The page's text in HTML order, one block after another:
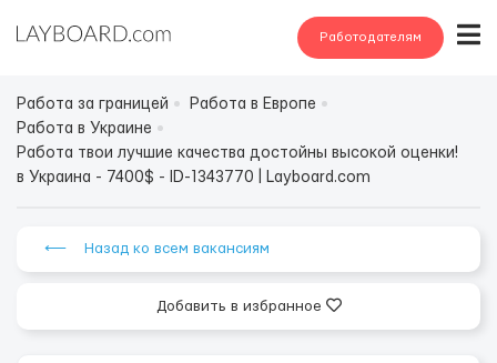
Работодателям
Работа за границей
Работа в Европе
Работа в Украине
Работа твои лучшие качества достойны высокой оценки!
в Украина - 7400$ - ID-1343770 | Layboard.com
⟵ Назад ко всем вакансиям
Добавить в избранное